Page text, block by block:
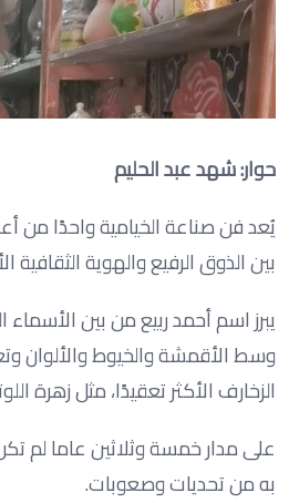
حوار: شهد عبد الحليم
يُعد فن صناعة الخيامية واحدًا من
بين الذوق الرفيع والهوية
يبرز اسم أحمد ربيع من بين
وسط الأقمشة والخيوط والألوان
الزخارف الأكثر تعقيدًا، مثل زهرة
على مدار خمسة وثلاثين عاما لم
به من تحديات وصعوبات.